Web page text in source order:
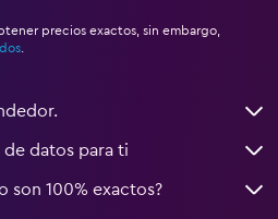
precios exactos, sin embargo,
datos para ti
son 100% exactos?